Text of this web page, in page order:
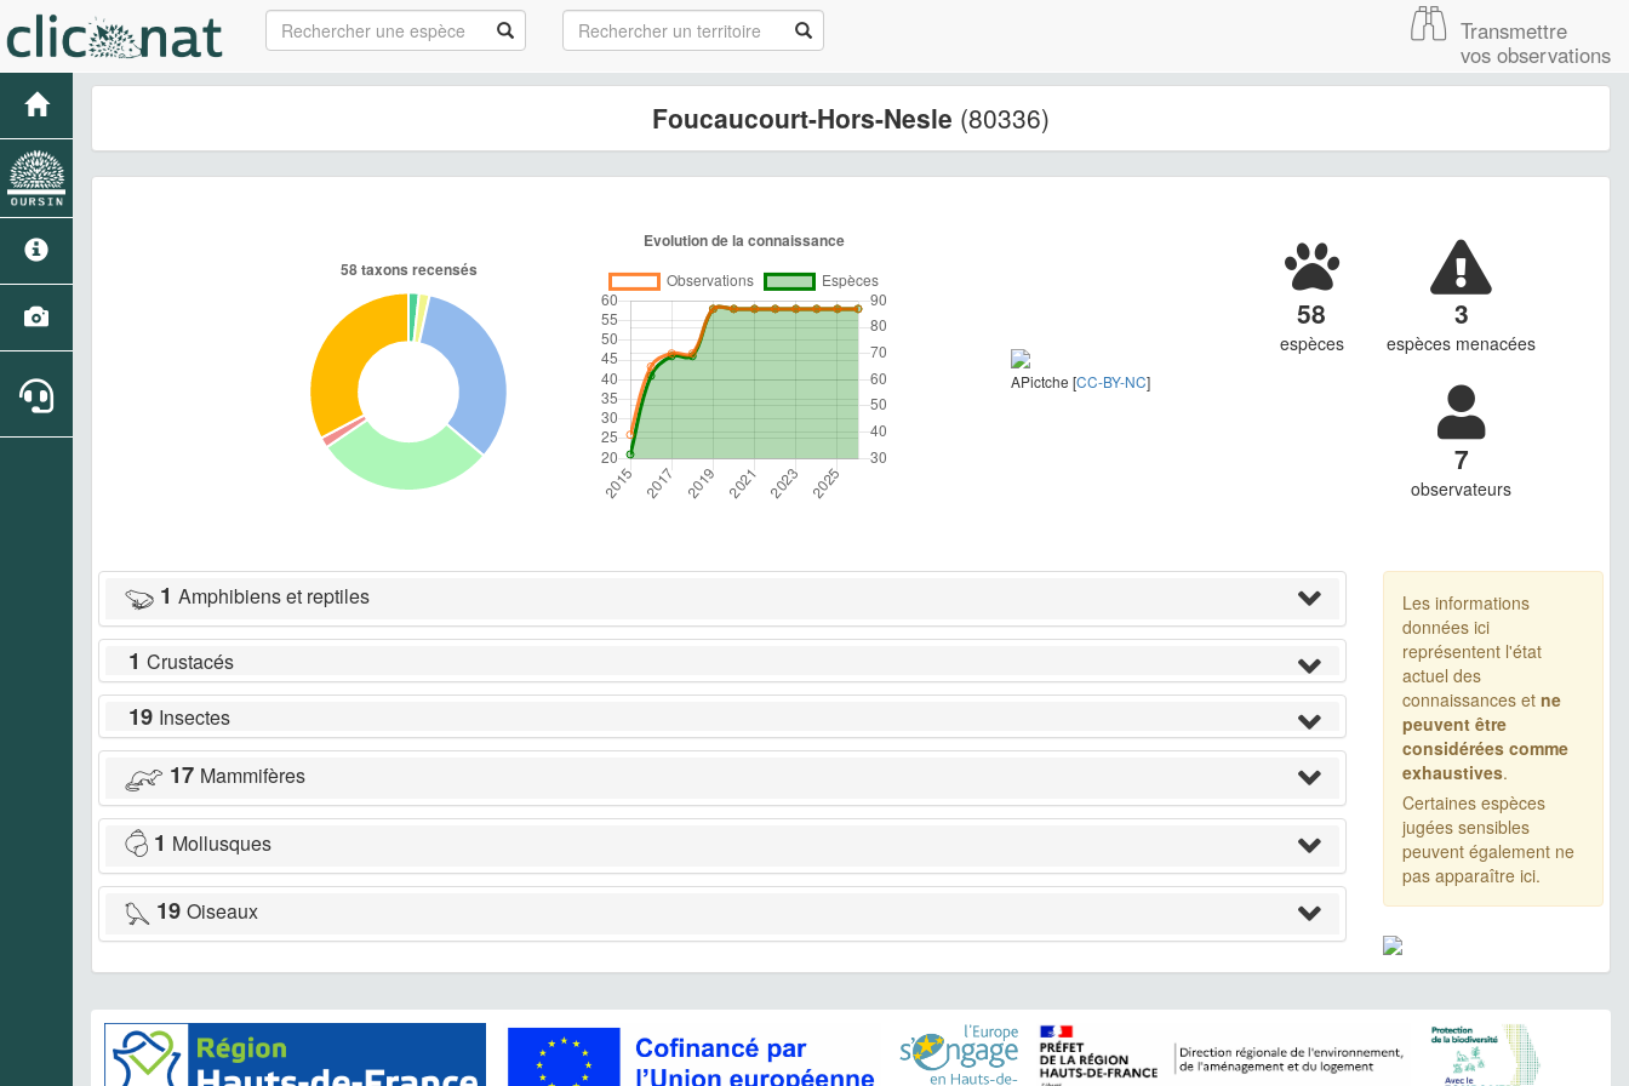
Transmettre
vos observations
Foucaucourt-Hors-Nesle (80336)
APictche [CC-BY-NC]
58
espèces
3
espèces menacées
7
observateurs
1 Amphibiens et reptiles
1 Crustacés
19 Insectes
17 Mammifères
1 Mollusques
19 Oiseaux
Les informations
données ici
représentent l'état
actuel des
connaissances et ne
peuvent être
considérées comme
exhaustives.
Certaines espèces
jugées sensibles
peuvent également ne
pas apparaître ici.